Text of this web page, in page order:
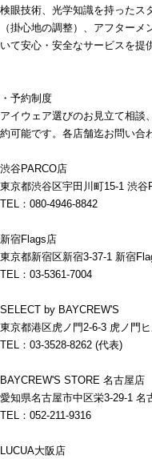
検眼技術、光学知識を持ったス
（掛心地の調整）、アフター
いて安心・安全なサービスを提
・予約制度
アイウェア選びのお見立て相談
約可能です。各店舗迄お問い合
渋谷PARCO店
東京都渋谷区宇田川町15-1 渋谷
TEL：080-4946-8842
新宿Flags店
東京都新宿区新宿3-37-1 新宿
TEL：03-5361-7004
SELECT by BAYCREW'S
東京都港区虎ノ門2-6-3 虎ノ門
TEL：03-3528-8262 (代表)
BAYCREW'S STORE 名古屋店
愛知県名古屋市中区栄3-29-1 名
TEL：052-211-9316
LUCUA大阪店